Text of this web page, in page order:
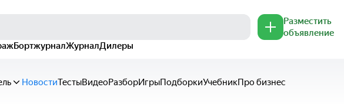
Разместить
объявление
БортжурналЖурналДилеры
НовостиТестыВидеоРазборИгрыПодборкиУчебникПро бизнес